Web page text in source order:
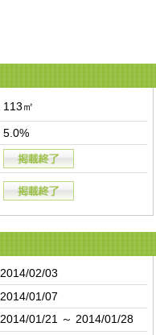
113㎡
5.0%
2014/02/03
2014/01/07
2014/01/21 ～ 2014/01/28